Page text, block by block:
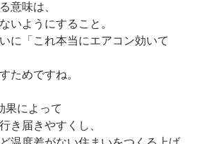
意味は、
いようにすること。
に「これ本当にエアコン効いて
ためですね。
果によって
き届きやすくし、